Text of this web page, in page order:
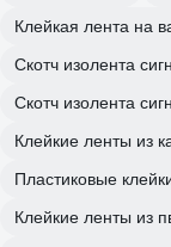
Клейкая лента на
Скотч изолента
Скотч изолента
Клейкие ленты из
Пластиковые
Клейкие ленты из